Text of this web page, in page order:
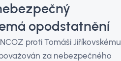
opodstatnění
proti Tomáši Jiříkovskému
za nebezpečného